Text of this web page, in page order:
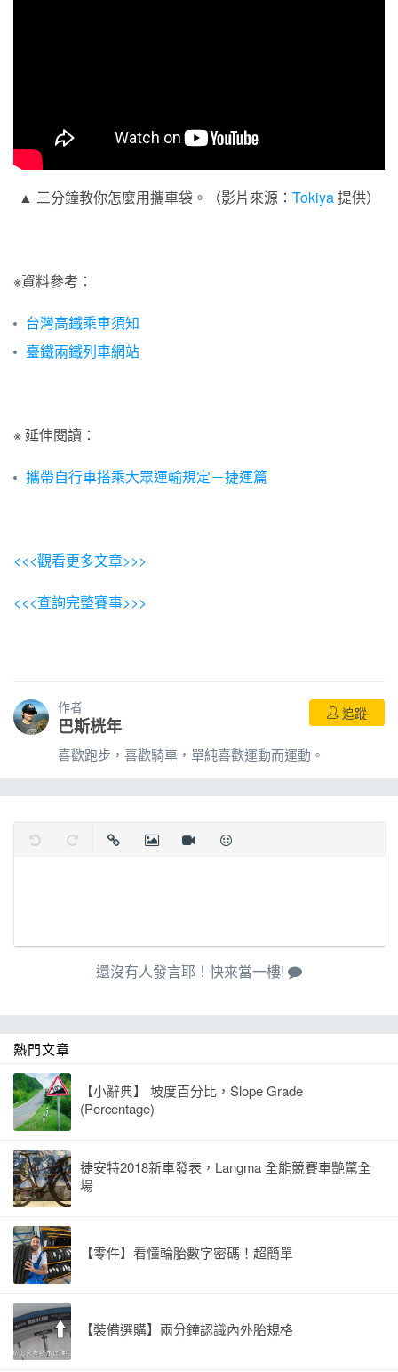
▲ 三分鐘教你怎麼用攜車袋。（影片來源： Tokiya提供）
※資料參考：
台灣高鐵乘車須知
臺鐵兩鐵列車網站
※ 延伸閱讀：
攜帶自行車搭乘大眾運輸規定－捷運篇
<<<觀看更多文章>>>
<<<查詢完整賽事>>>
作者
巴斯桄年
追蹤
喜歡跑步，喜歡騎車，單純喜歡運動而運動。
還沒有人發言耶！快來當一樓!
熱門文章
【小辭典】 坡度百分比，Slope Grade
(Percentage)
捷安特2018新車發表，Langma 全能競賽車艷驚全
場
【零件】看懂輪胎數字密碼！超簡單
【裝備選購】兩分鐘認識內外胎規格